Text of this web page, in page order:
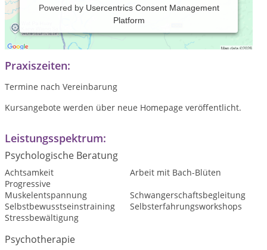
Powered by Usercentrics Consent Management
Platform
Praxis für Psychotherapie, Psychosomatik und
Stressmanagement
Praxiszeiten:
Termine nach Vereinbarung
Kursangebote werden über neue Homepage veröffentlicht.
Leistungsspektrum:
Psychologische Beratung
Achtsamkeit
Arbeit mit Bach-Blüten
Progressive
Muskelentspannung
Schwangerschaftsbegleitung
Selbstbewusstseinstraining
Selbsterfahrungsworkshops
Stressbewältigung
Psychotherapie